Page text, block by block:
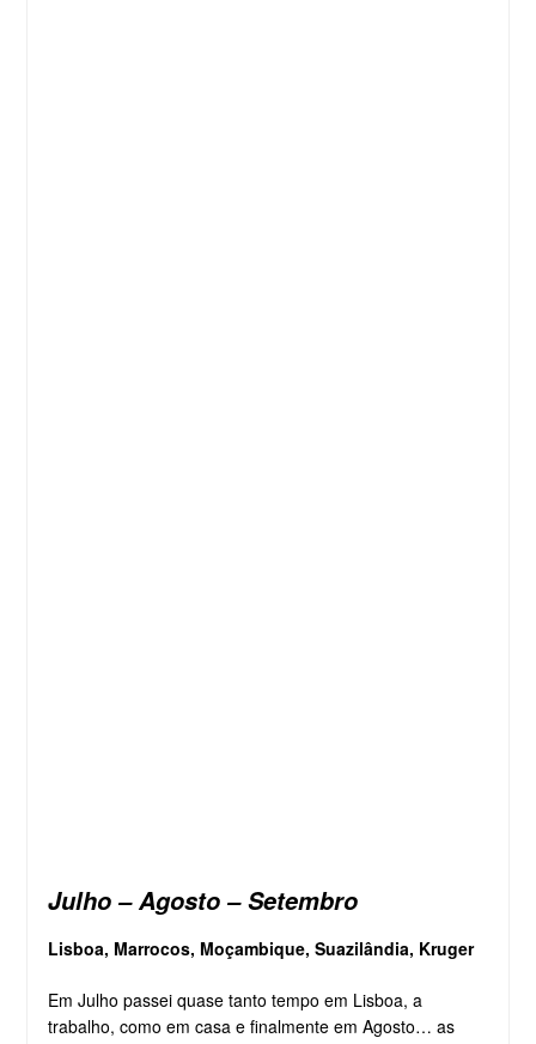
Julho – Agosto – Setembro
Lisboa, Marrocos, Moçambique, Suazilândia, Kruger
Em Julho passei quase tanto tempo em Lisboa, a
trabalho, como em casa e finalmente em Agosto… as